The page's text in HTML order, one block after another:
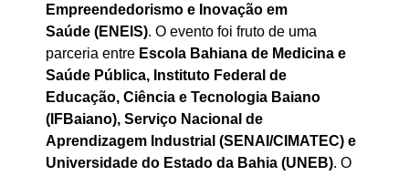
Empreendedorismo e Inovação em
Saúde (ENEIS). O evento foi fruto de uma
parceria entre Escola Bahiana de Medicina e
Saúde Pública, Instituto Federal de
Educação, Ciência e Tecnologia Baiano
(IFBaiano), Serviço Nacional de
Aprendizagem Industrial (SENAI/CIMATEC) e
Universidade do Estado da Bahia (UNEB). O